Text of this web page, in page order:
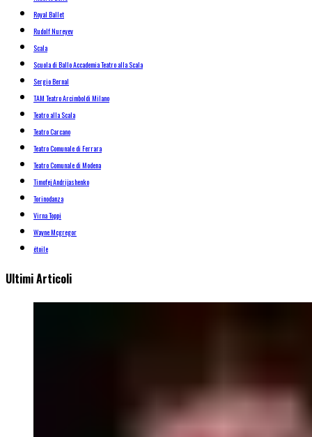
Royal Ballet
Rudolf Nureyev
Scala
Scuola di Ballo Accademia Teatro alla Scala
Sergio Bernal
TAM Teatro Arcimboldi Milano
Teatro alla Scala
Teatro Carcano
Teatro Comunale di Ferrara
Teatro Comunale di Modena
Timofej Andrijashenko
Torinodanza
Virna Toppi
Wayne Mcgregor
étoile
Ultimi Articoli